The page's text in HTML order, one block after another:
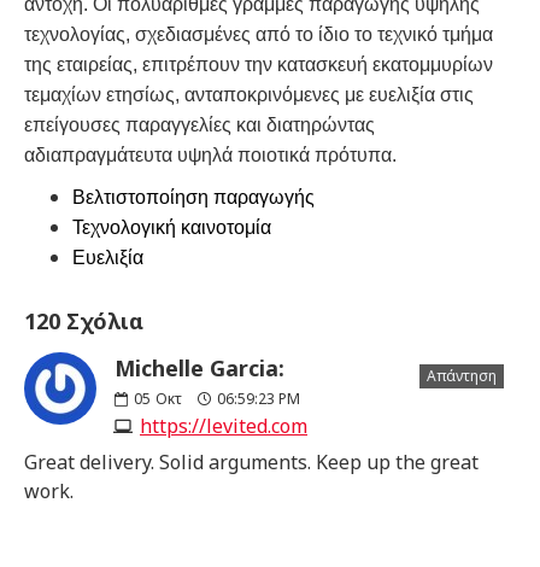
τεχνολογίας, σχεδιασμένες από το ίδιο το τεχνικό τμήμα
της εταιρείας, επιτρέπουν την κατασκευή εκατομμυρίων
τεμαχίων ετησίως, ανταποκρινόμενες με ευελιξία στις
επείγουσες παραγγελίες και διατηρώντας
αδιαπραγμάτευτα υψηλά ποιοτικά πρότυπα.
Βελτιστοποίηση παραγωγής
Τεχνολογική καινοτομία
Ευελιξία
120 Σχόλια
Michelle Garcia:
05 Οκτ 06:59:23 PM
https://levited.com
Απάντηση
Great delivery. Solid arguments. Keep up the great
work.